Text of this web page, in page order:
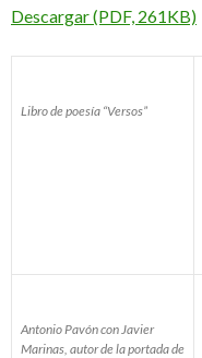
Descargar (PDF, 261KB)
Libro de poesía “Versos”
Antonio Pavón con Javier
Marinas, autor de la portada de